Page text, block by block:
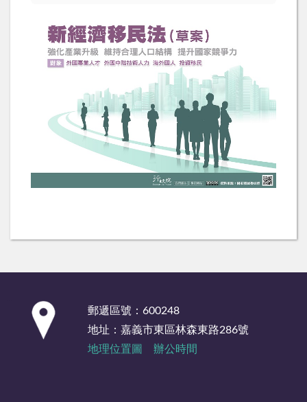
郵遞區號：600248
地址：嘉義市東區林森東路286號
地理位置圖
辦公時間